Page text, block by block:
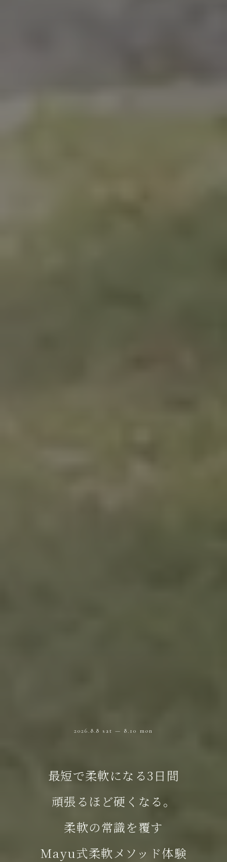
2026.8.8 sat — 8.10 mon
最短で柔軟になる3日間
頑張るほど硬くなる。
柔軟の常識を覆す
Mayu式柔軟メソッド体験